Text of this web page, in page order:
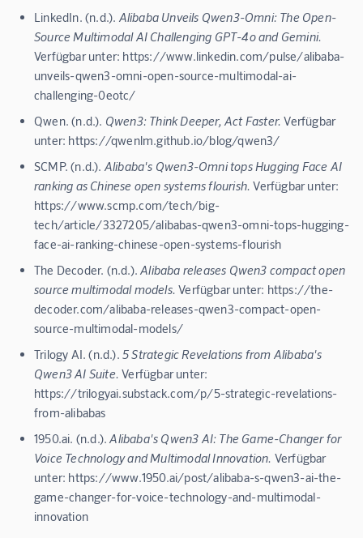
LinkedIn. (n.d.). Alibaba Unveils Qwen3-Omni: The Open-
Source Multimodal AI Challenging GPT-4o and Gemini.
Verfügbar unter: https://www.linkedin.com/pulse/alibaba-
unveils-qwen3-omni-open-source-multimodal-ai-
challenging-0eotc/
Qwen. (n.d.). Qwen3: Think Deeper, Act Faster. Verfügbar
unter: https://qwenlm.github.io/blog/qwen3/
SCMP. (n.d.). Alibaba's Qwen3-Omni tops Hugging Face AI
ranking as Chinese open systems flourish. Verfügbar unter:
https://www.scmp.com/tech/big-
tech/article/3327205/alibabas-qwen3-omni-tops-hugging-
face-ai-ranking-chinese-open-systems-flourish
The Decoder. (n.d.).Alibaba releases Qwen3 compact open
source multimodal models. Verfügbar unter: https://the-
decoder.com/alibaba-releases-qwen3-compact-open-
source-multimodal-models/
Trilogy AI. (n.d.). 5 Strategic Revelations from Alibaba's
Qwen3 AI Suite. Verfügbar unter:
https://trilogyai.substack.com/p/5-strategic-revelations-
from-alibabas
1950.ai. (n.d.).Alibaba's Qwen3 AI: The Game-Changer for
Voice Technology and Multimodal Innovation. Verfügbar
unter: https://www.1950.ai/post/alibaba-s-qwen3-ai-the-
game-changer-for-voice-technology-and-multimodal-
innovation